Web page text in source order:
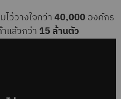
ว้วางใจกว่า40,000องค์กร
แล้วกว่า 15 ล้านตัว